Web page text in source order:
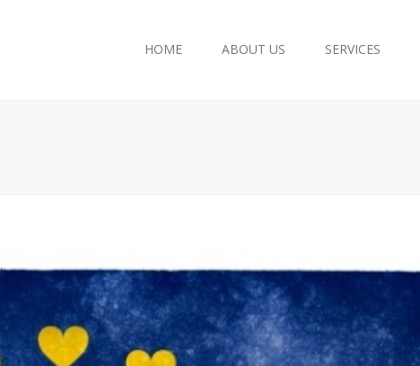
HOME ABOUT US SERVICES